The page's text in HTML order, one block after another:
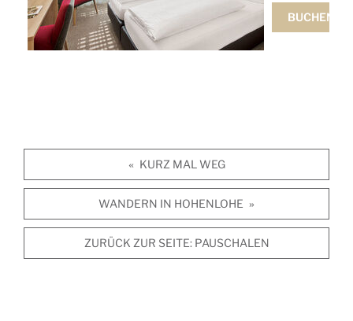
BUCHEN
« KURZ MAL WEG
WANDERN IN HOHENLOHE »
ZURÜCK ZUR SEITE: PAUSCHALEN